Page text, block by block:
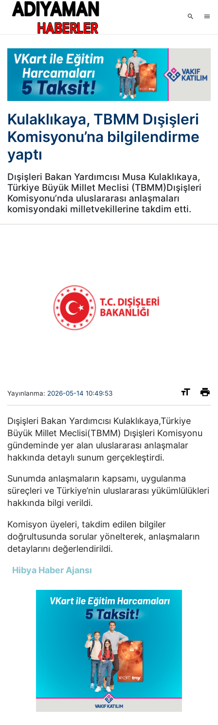
Kulaklıkaya, TBMM Dışişleri
Komisyonu’na bilgilendirme
yaptı
Dışişleri Bakan Yardımcısı Musa Kulaklıkaya,
Türkiye Büyük Millet Meclisi (TBMM)Dışişleri
Komisyonu’nda uluslararası anlaşmaları
komisyondaki milletvekillerine takdim etti.
Yayınlanma: 2026-05-14 10:49:53
Dışişleri Bakan Yardımcısı Kulaklıkaya,Türkiye
Büyük Millet Meclisi(TBMM) Dışişleri Komisyonu
gündeminde yer alan uluslararası anlaşmalar
hakkında detaylı sunum gerçekleştirdi.
Sunumda anlaşmaların kapsamı, uygulanma
süreçleri ve Türkiye’nin uluslararası yükümlülükleri
hakkında bilgi verildi.
Komisyon üyeleri, takdim edilen bilgiler
doğrultusunda sorular yönelterek, anlaşmaların
detaylarını değerlendirildi.
Hibya Haber Ajansı